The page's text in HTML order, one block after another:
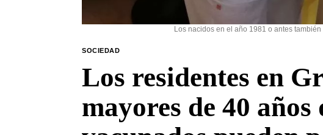
Los nacidos en el año 1981 o antes
SOCIEDAD
Los residentes en
mayores de 40